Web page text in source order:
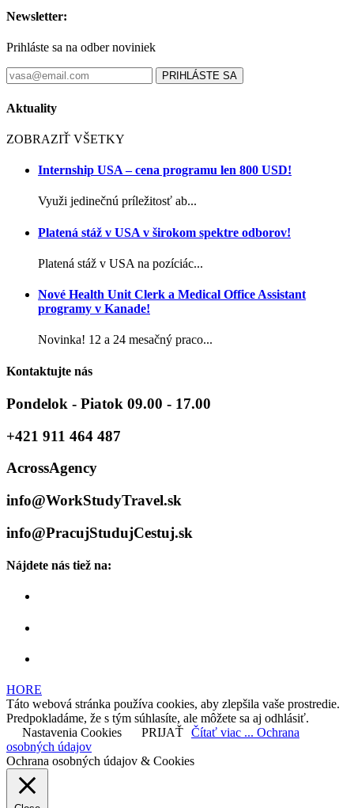
Newsletter:
Prihláste sa na odber noviniek
PRIHLÁSTE SA
Aktuality
ZOBRAZIŤ VŠETKY
Internship USA – cena programu len 800 USD!
Využi jedinečnú príležitosť ab...
Platená stáž v USA v širokom spektre odborov!
Platená stáž v USA na pozíciác...
Nové Health Unit Clerk a Medical Office Assistant
programy v Kanade!
Novinka! 12 a 24 mesačný praco...
Kontaktujte nás
Pondelok - Piatok 09.00 - 17.00
+421 911 464 487
AcrossAgency
info@WorkStudyTravel.sk
info@PracujStudujCestuj.sk
Nájdete nás tiež na:
HORE
Táto webová stránka používa cookies, aby zlepšila vaše prostredie.
Predpokladáme, že s tým súhlasíte, ale môžete sa aj odhlásiť.
Nastavenia Cookies
PRIJAŤ Čítať viac ... Ochrana
osobných údajov
Ochrana osobných údajov & Cookies